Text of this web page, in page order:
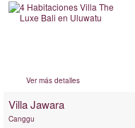
Ver más detalles
Villa Jawara
Canggu